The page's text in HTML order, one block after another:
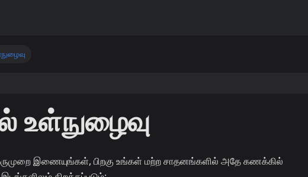
உள்நுழைவு
இணையுங்கள், பிறகு உங்கள் மற்ற சாதனங்களில் அதே கணக்கில்